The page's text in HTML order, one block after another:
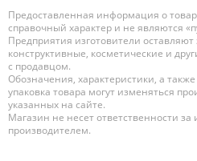
Предоставленная информация о
справочный характер и не являются
Предприятия изготовители
конструктивные, косметические и
с продавцом.
Обозначения, характеристики, а
упаковка товара могут изменяться
указанных на сайте.
Магазин не несет ответственности
производителем.